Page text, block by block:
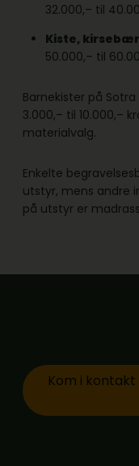
32.000,– til
Kiste,
50.000,– til
Barnekister på
3.000,– til 10.000,–
materialvalg.
Enkelte
utstyr, mens andre
på utstyr er
Kom i